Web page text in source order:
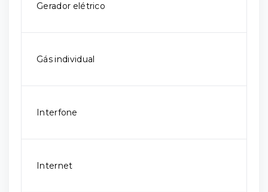
Gerador elétrico
Gás individual
Interfone
Internet